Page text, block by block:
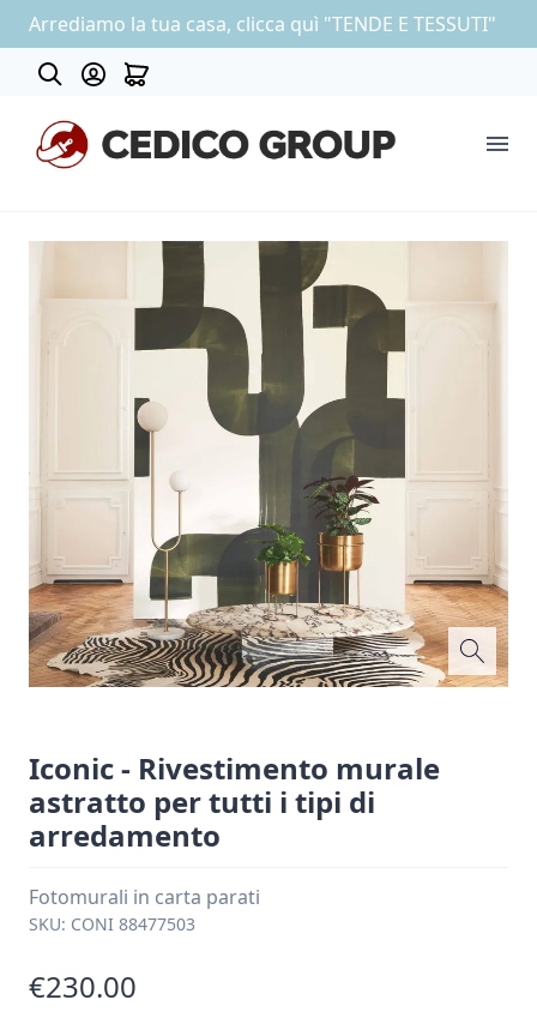
Arrediamo la tua casa, clicca quì "TENDE E TESSUTI"
COLLEZIONE CARTA DA PARATI
Iconic - Rivestimento murale
astratto per tutti i tipi di
arredamento
Fotomurali in carta parati
SKU: CONI 88477503
€230.00